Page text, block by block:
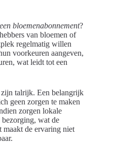
bloemenabonnement?
van bloemen of
regelmatig willen
voorkeuren aangeven,
wat leidt tot een
talrijk. Een belangrijk
geen zorgen te maken
zorgen lokale
bezorging, wat de
de ervaring niet